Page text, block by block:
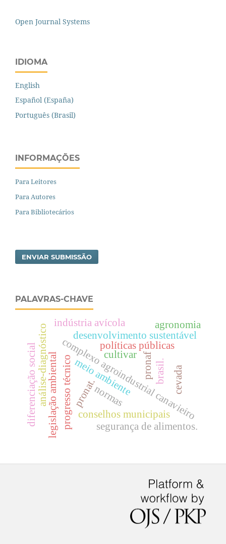
Open Journal Systems
IDIOMA
English
Español (España)
Português (Brasil)
INFORMAÇÕES
Para Leitores
Para Autores
Para Bibliotecários
ENVIAR SUBMISSÃO
PALAVRAS-CHAVE
progresso técnico
complexo agroindustrial canavieiro
políticas públicas
meio ambiente
legislação ambiental
análise-diagnóstico
diferenciação social
desenvolvimento sustentável
conselhos municipais
pronaf
pronat.normas
segurança de alimentos.
indústria avícola
brasil. cevada
cultivar
agronomia